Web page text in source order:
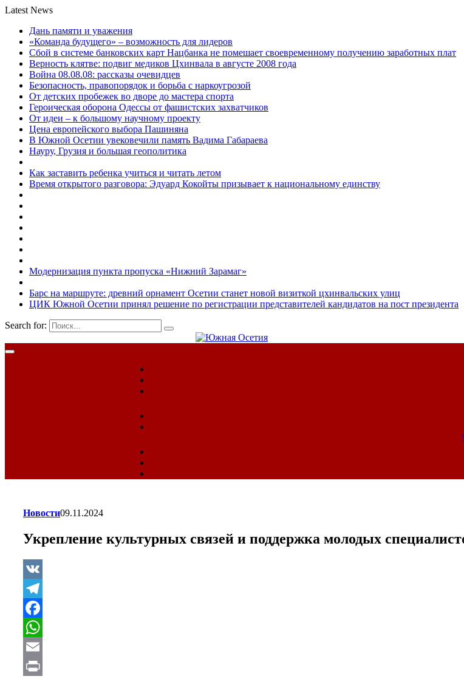
Latest News
Дань памяти и уважения
«Команда будущего» – возможность для лидеров
Сбой в системе банковских карт Нацбанка не помешает своевременному получению заработных плат
Верность клятве: подвиг медиков Цхинвала в августе 2008 года
Война 08.08.08: рассказы очевидцев
Безопасность, правопорядок и борьба с наркоугрозой
От детских пробежек во дворе до мастера спорта
Героическая оборона Одессы от фашистских захватчиков
От идеи – к большому научному проекту
Цена европейского выбора Пашиняна
В Южной Осетии увековечили память Вадима Габараева
Науру, Грузия и большая геополитика
Как заставить ребенка учиться и читать летом
Время открытого разговора: Эдуард Кокойты призывает к национальному единству
Модернизация пункта пропуска «Нижний Зарамаг»
Барс на маршруте: древний орнамент Осетии станет новой визиткой цхинвальских улиц
ЦИК Южной Осетии принял решение по регистрации представителей кандидатов на пост президента
Search for:
Новости09.11.2024
Укрепление культурных связей и поддержка молодых
VK
Telegram
Facebook
WhatsApp
Email